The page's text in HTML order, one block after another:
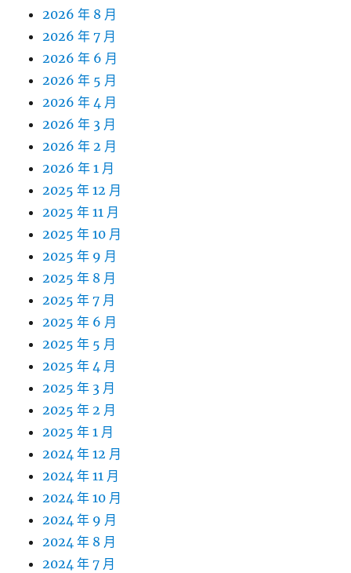
2026 年 8 月
2026 年 7 月
2026 年 6 月
2026 年 5 月
2026 年 4 月
2026 年 3 月
2026 年 2 月
2026 年 1 月
2025 年 12 月
2025 年 11 月
2025 年 10 月
2025 年 9 月
2025 年 8 月
2025 年 7 月
2025 年 6 月
2025 年 5 月
2025 年 4 月
2025 年 3 月
2025 年 2 月
2025 年 1 月
2024 年 12 月
2024 年 11 月
2024 年 10 月
2024 年 9 月
2024 年 8 月
2024 年 7 月